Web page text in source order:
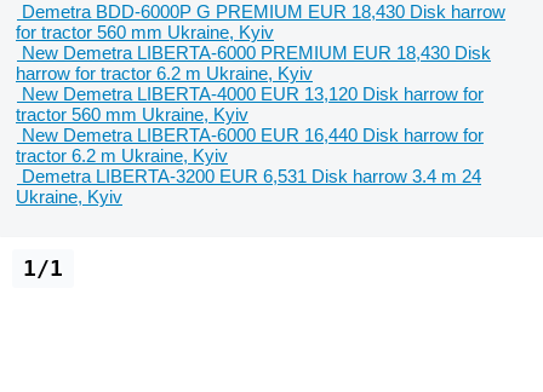
Demetra BDD-6000P G PREMIUM EUR 18,430 Disk harrow
for tractor 560 mm Ukraine, Kyiv
New Demetra LIBERTA-6000 PREMIUM EUR 18,430 Disk
harrow for tractor 6.2 m Ukraine, Kyiv
New Demetra LIBERTA-4000 EUR 13,120 Disk harrow for
tractor 560 mm Ukraine, Kyiv
New Demetra LIBERTA-6000 EUR 16,440 Disk harrow for
tractor 6.2 m Ukraine, Kyiv
Demetra LIBERTA-3200 EUR 6,531 Disk harrow 3.4 m 24
Ukraine, Kyiv
1/1